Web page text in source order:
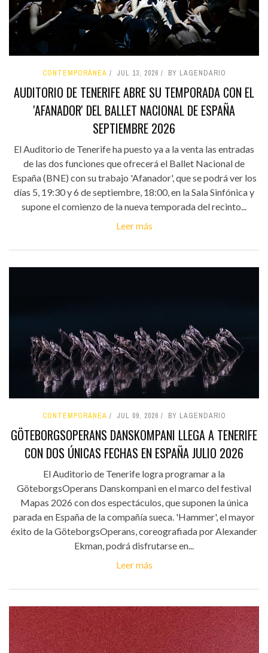
CONTEMPORÁNEA JUL 13, 2026 BY LAGENDARIO
AUDITORIO DE TENERIFE ABRE SU TEMPORADA CON EL
'AFANADOR' DEL BALLET NACIONAL DE ESPAÑA
SEPTIEMBRE 2026
El Auditorio de Tenerife ha puesto ya a la venta las entradas
de las dos funciones que ofrecerá el Ballet Nacional de
España (BNE) con su trabajo 'Afanador', que se podrá ver los
días 5, 19:30 y 6 de septiembre, 18:00, en la Sala Sinfónica y
supone el comienzo de la nueva temporada del recinto...
Leer más
CONTEMPORÁNEA JUL 09, 2026 BY LAGENDARIO
GÖTEBORGSOPERANS DANSKOMPANI LLEGA A TENERIFE
CON DOS ÚNICAS FECHAS EN ESPAÑA JULIO 2026
El Auditorio de Tenerife logra programar a la
GöteborgsOperans Danskompani en el marco del festival
Mapas 2026 con dos espectáculos, que suponen la única
parada en España de la compañía sueca. 'Hammer', el mayor
éxito de la GöteborgsOperans, coreografiada por Alexander
Ekman, podrá disfrutarse en...
Leer más